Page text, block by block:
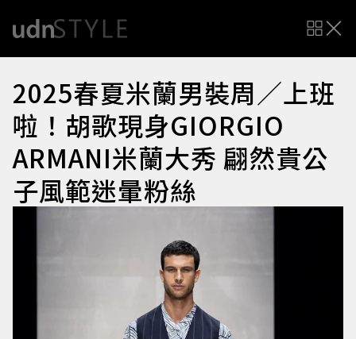
2025春夏米蘭男裝周／上班
啦！胡歌現身GIORGIO
ARMANI米蘭大秀 翩然貴公
子風範迷暈粉絲